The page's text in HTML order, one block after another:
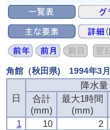
角館（秋田県) 1994年3
日
降水量
合計
(mm)
最大1時間
(mm)
1
10 2